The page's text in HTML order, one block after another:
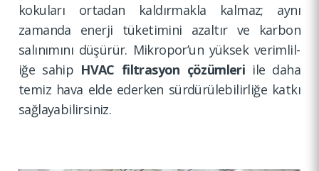
kokuları ortadan kaldırma­kla kalmaz; aynı
zamanda enerji tüketimini azaltır ve karbon
salınımını düşürür. Mikropor’un yüksek verimlil­
iğe sahip HVAC filtrasyon çözümleri ile daha
temiz hava elde ederken sürdürül­ebilirliğe katkı
sağlayab­ilirsiniz.